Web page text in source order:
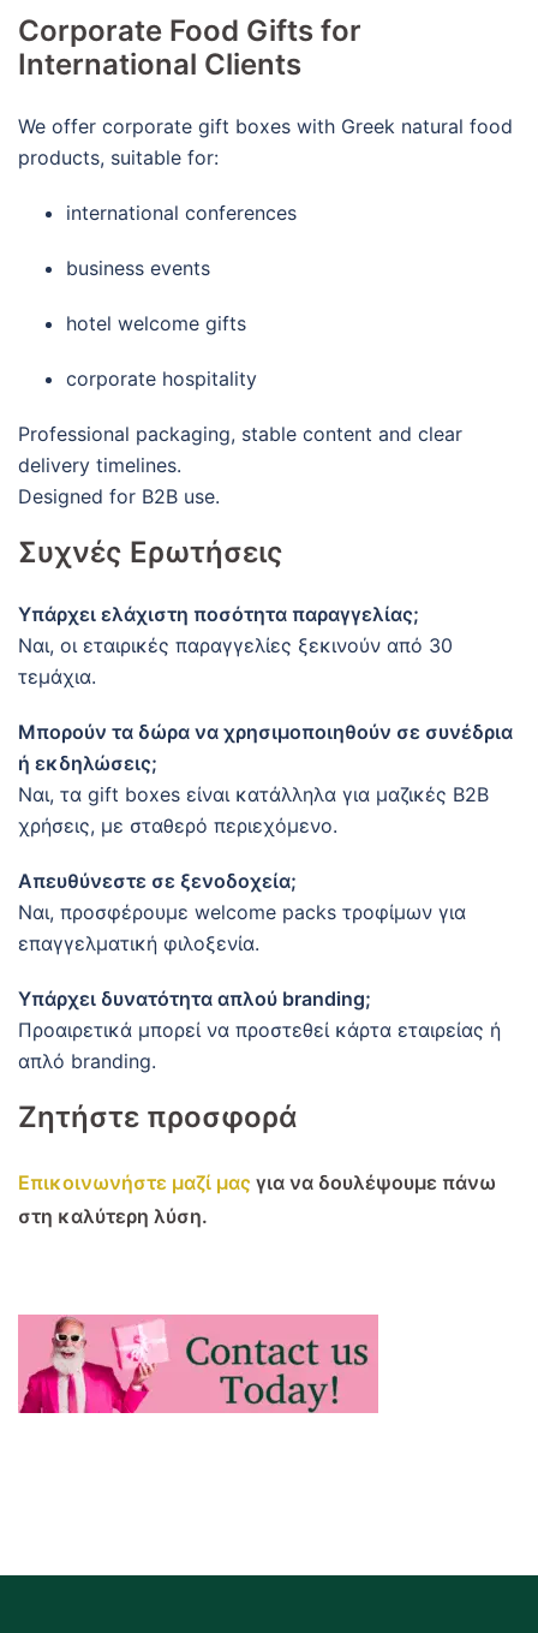
Corporate Food Gifts for
International Clients
We offer corporate gift boxes with Greek natural food
products, suitable for:
international conferences
business events
hotel welcome gifts
corporate hospitality
Professional packaging, stable content and clear
delivery timelines.
Designed for B2B use.
Συχνές Ερωτήσεις
Υπάρχει ελάχιστη ποσότητα παραγγελίας;
Ναι, οι εταιρικές παραγγελίες ξεκινούν από 30
τεμάχια.
Μπορούν τα δώρα να χρησιμοποιηθούν σε συνέδρια
ή εκδηλώσεις;
Ναι, τα gift boxes είναι κατάλληλα για μαζικές B2B
χρήσεις, με σταθερό περιεχόμενο.
Απευθύνεστε σε ξενοδοχεία;
Ναι, προσφέρουμε welcome packs τροφίμων για
επαγγελματική φιλοξενία.
Υπάρχει δυνατότητα απλού branding;
Προαιρετικά μπορεί να προστεθεί κάρτα εταιρείας ή
απλό branding.
Ζητήστε προσφορά
Επικοινωνήστε μαζί μας για να δουλέψουμε πάνω
στη καλύτερη λύση.